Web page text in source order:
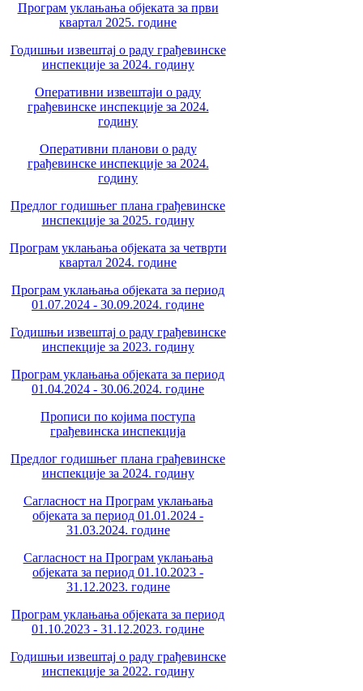
Програм уклањања објеката за први
квартал 2025. године
Годишњи извештај о раду грађевинске
инспекције за 2024. годину
Оперативни извештаји о раду
грађевинске инспекције за 2024.
годину
Оперативни планови о раду
грађевинске инспекције за 2024.
годину
Предлог годишњег плана грађевинске
инспекције за 2025. годину
Програм уклањања објеката за четврти
квартал 2024. године
Програм уклањања објеката за период
01.07.2024 - 30.09.2024. године
Годишњи извештај о раду грађевинске
инспекције за 2023. годину
Програм уклањања објеката за период
01.04.2024 - 30.06.2024. године
Прописи по којима поступа
грађевинска инспекција
Предлог годишњег плана грађевинске
инспекције за 2024. годину
Сагласност на Програм уклањања
објеката за период 01.01.2024 -
31.03.2024. године
Сагласност на Програм уклањања
објеката за период 01.10.2023 -
31.12.2023. године
Програм уклањања објеката за период
01.10.2023 - 31.12.2023. године
Годишњи извештај о раду грађевинске
инспекције за 2022. годину